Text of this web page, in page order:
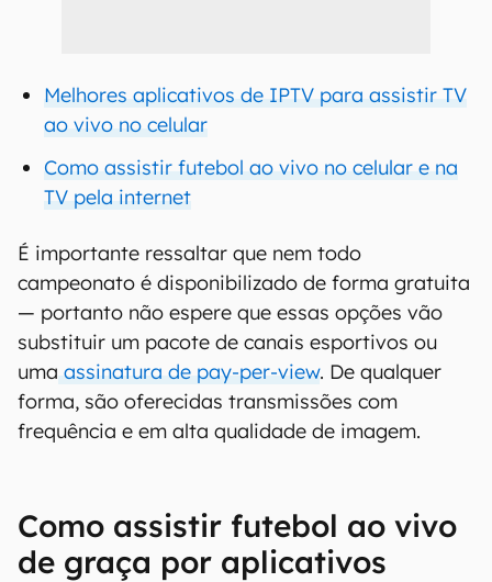
Melhores aplicativos de IPTV para assistir TV
ao vivo no celular
Como assistir futebol ao vivo no celular e na
TV pela internet
É importante ressaltar que nem todo
campeonato é disponibilizado de forma gratuita
— portanto não espere que essas opções vão
substituir um pacote de canais esportivos ou
uma assinatura de pay-per-view. De qualquer
forma, são oferecidas transmissões com
frequência e em alta qualidade de imagem.
Como assistir futebol ao vivo
de graça por aplicativos